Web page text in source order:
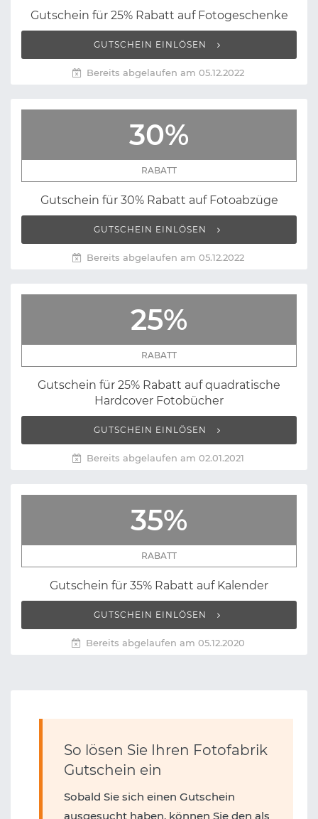
Gutschein für 25% Rabatt auf Fotogeschenke
GUTSCHEIN EINLÖSEN
Bereits abgelaufen am 05.12.2022
30%
RABATT
Gutschein für 30% Rabatt auf Fotoabzüge
GUTSCHEIN EINLÖSEN
Bereits abgelaufen am 05.12.2022
25%
RABATT
Gutschein für 25% Rabatt auf quadratische
Hardcover Fotobücher
GUTSCHEIN EINLÖSEN
Bereits abgelaufen am 02.01.2021
35%
RABATT
Gutschein für 35% Rabatt auf Kalender
GUTSCHEIN EINLÖSEN
Bereits abgelaufen am 05.12.2020
So lösen Sie Ihren Fotofabrik
Gutschein ein
Sobald Sie sich einen Gutschein
ausgesucht haben, können Sie den als